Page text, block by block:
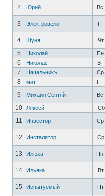
2
Юрий Вс
3
Электровело Пт
4
Шуня Чт
5
Николай Пн
6
Николас Вт
7
Начальникъ Ср
8
мит Пт
9
Михаил Сентяй Вс
10
Ляксей Сб
11
Инвестор Ср
12
Инсталятор Ср
13
Илюха Пн
14
Ильяка Вт
15
Испытуемый Пт